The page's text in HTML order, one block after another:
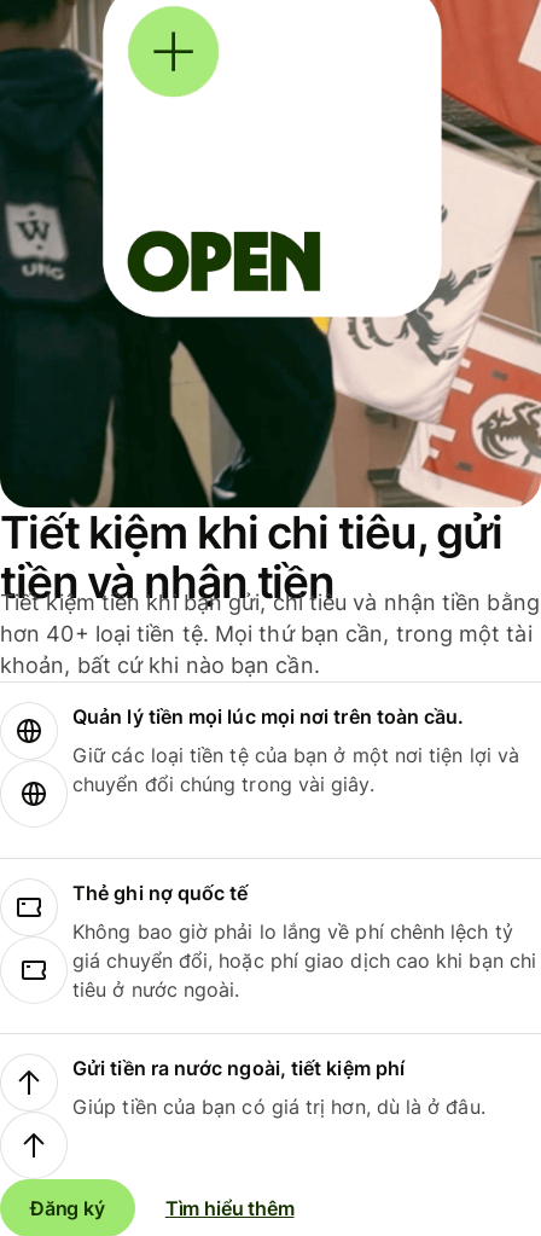
Tiết kiệm khi chi tiêu, gửi
tiền và nhận tiền
Tiết kiệm tiền khi bạn gửi, chi tiêu và nhận tiền bằng
hơn 40+ loại tiền tệ. Mọi thứ bạn cần, trong một tài
khoản, bất cứ khi nào bạn cần.
Quản lý tiền mọi lúc mọi nơi trên toàn cầu.
Giữ các loại tiền tệ của bạn ở một nơi tiện lợi và
chuyển đổi chúng trong vài giây.
Thẻ ghi nợ quốc tế
Không bao giờ phải lo lắng về phí chênh lệch tỷ
giá chuyển đổi, hoặc phí giao dịch cao khi bạn chi
tiêu ở nước ngoài.
Gửi tiền ra nước ngoài, tiết kiệm phí
Giúp tiền của bạn có giá trị hơn, dù là ở đâu.
Đăng ký Tìm hiểu thêm